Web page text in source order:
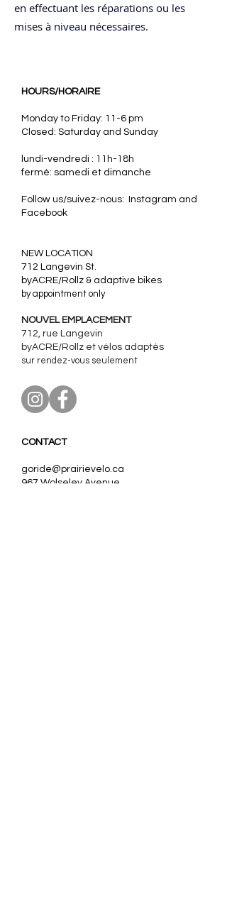
en effectuant les réparations ou les
mises à niveau nécessaires.
HOURS/HORAIRE
Monday to Friday: 11-6 pm
Closed: Saturday and Sunday
lundi-vendredi : 11h-18h
fermé: samedi et dimanche
Follow us/suivez-nous: Instagram and
Facebook
​NEW LOCATION
712 Langevin St.
byACRE/Rollz & adaptive bikes
by appointment only
NOUVEL EMPLACEMENT
712, rue Langevin
byACRE/Rollz et vélos adaptés
sur rendez-vous seulement
CONTACT
goride@prairievelo.ca
967 Wolseley Avenue